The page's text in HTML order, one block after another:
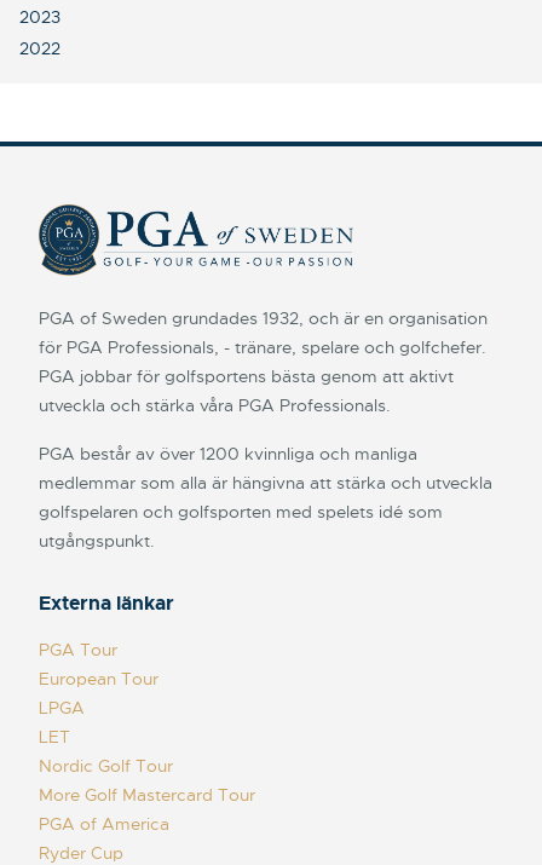
2023
2022
PGA of Sweden grundades 1932, och är en organisation
för PGA Professionals, - tränare, spelare och golfchefer.
PGA jobbar för golfsportens bästa genom att aktivt
utveckla och stärka våra PGA Professionals.
PGA består av över 1200 kvinnliga och manliga
medlemmar som alla är hängivna att stärka och utveckla
golfspelaren och golfsporten med spelets idé som
utgångspunkt.
Externa länkar
PGA Tour
European Tour
LPGA
LET
Nordic Golf Tour
More Golf Mastercard Tour
PGA of America
Ryder Cup